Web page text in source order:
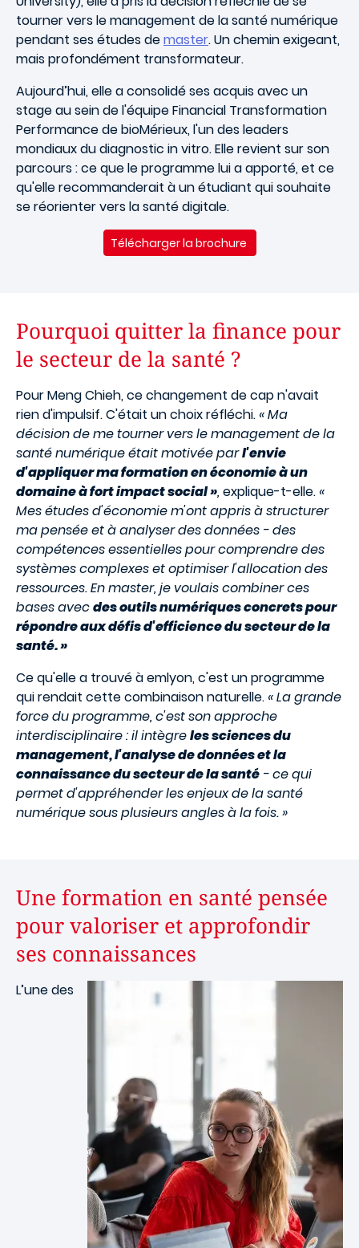
tourner vers le management de la santé numérique
pendant ses études demaster. Un chemin exigeant,
mais profondément transformateur.
Aujourd’hui, elle a consolidé ses acquis avec un
stage au sein de l'équipe Financial Transformation
Performance de bioMérieux, l'un des leaders
mondiaux du diagnostic in vitro. Elle revient sur son
parcours : ce que le programme lui a apporté, et ce
qu'elle recommanderait à un étudiant qui souhaite
se réorienter vers la santé digitale.
Télécharger la brochure
Pourquoi quitter la finance pour
le secteur de la santé ?
Pour Meng Chieh, ce changement de cap n'avait
rien d'impulsif. C'était un choix réfléchi.« Ma
décision de me tourner vers le management de la
santé numérique était motivée parl'envie
d'appliquer ma formation en économie à un
domaine à fort impact social », explique-t-elle.«
Mes études d'économie m'ont appris à structurer
ma pensée et à analyser des données - des
compétences essentielles pour comprendre des
systèmes complexes et optimiser l'allocation des
ressources. En master, je voulais combiner ces
bases avecdes outils numériques concrets pour
répondre aux défis d'efficience du secteur de la
santé. »
Ce qu'elle a trouvé à emlyon, c'est un programme
qui rendait cette combinaison naturelle.« La grande
force du programme, c'est son approche
interdisciplinaire : il intègreles sciences du
management, l'analyse de données et la
connaissance du secteur de la santé - ce qui
permet d'appréhender les enjeux de la santé
numérique sous plusieurs angles à la fois. »
Une formation en santé pensée
pour valoriser et approfondir
ses connaissances
L’une des